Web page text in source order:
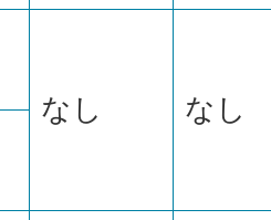
なし
なし